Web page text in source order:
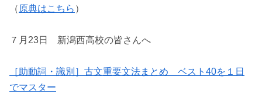
（ 原典はこちら ）
７月23日 新潟西高校の皆さんへ
［助動詞・識別］古文重要文法まとめ ベスト40を１日
でマスター